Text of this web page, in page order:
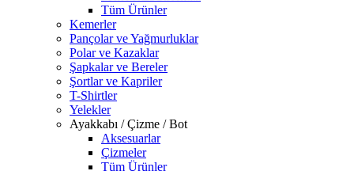
Tüm Ürünler
Kemerler
Pançolar ve Yağmurluklar
Polar ve Kazaklar
Şapkalar ve Bereler
Şortlar ve Kapriler
T-Shirtler
Yelekler
Ayakkabı / Çizme / Bot
Aksesuarlar
Çizmeler
Tüm Ürünler